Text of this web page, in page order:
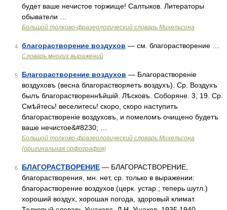
будет ваше нечистое торжище! Салтыков. Литераторы
обыватели …
Большой толково-фразеологический словарь Михельсона
4 благорастворение воздухов — см. благорастворение …
Словарь многих выражений
5 Благорастворение воздухов — Благораствореніе
воздуховъ (весна благорастворяетъ воздухъ). Ср. Воздухъ
былъ благораствореннѣйшій. Лѣсковъ. Соборяне. 3, 19. Ср.
Смѣйтесь! веселитесь! скоро, скоро наступитъ
благораствореніе воздуховъ, и помеломъ очищено будетъ
ваше нечистое&#8230; …
Большой толково-фразеологический словарь Михельсона
(оригинальная орфография)
6 БЛАГОРАСТВОРЕНИЕ — БЛАГОРАСТВОРЕНИЕ,
благорастворения, мн. нет, ср. только в выражении:
благорастворение воздухов (церк. устар.; теперь шутл.)
хороший воздух, хорошая погода, здоровый климат.